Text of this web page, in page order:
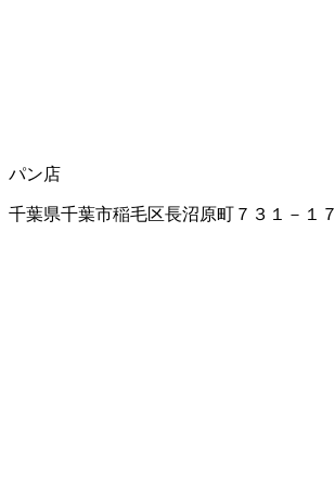
パン店
千葉県千葉市稲毛区長沼原町７３１－１７